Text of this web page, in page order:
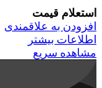
استعلام قیمت
افزودن به علاقمندی
اطلاعات بیشتر
مشاهده سریع